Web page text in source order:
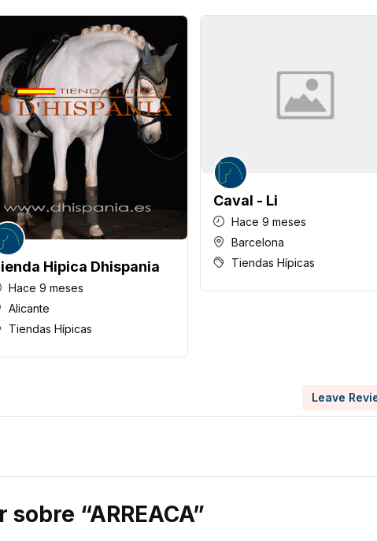
Hipica Dhispania
Hace 9 meses
Alicante
Tiendas Hípicas
Caval - Li
Hace 9 meses
Barcelona
Tiendas Hípicas
Leave
“ARREACA”